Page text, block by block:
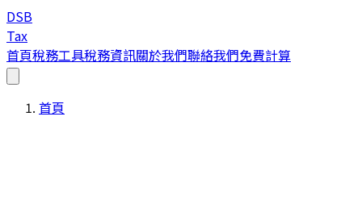
DSB
Tax
首頁稅務工具稅務資訊關於我們聯絡我們免費計算
首頁